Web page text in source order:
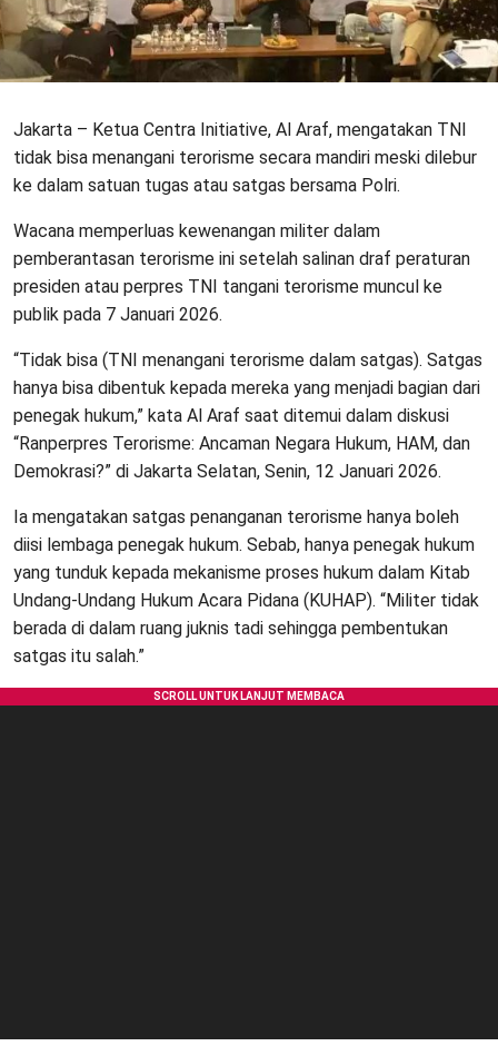
Jakarta – Ketua Centra Initiative, Al Araf, mengatakan TNI
tidak bisa menangani terorisme secara mandiri meski dilebur
ke dalam satuan tugas atau satgas bersama Polri.
Wacana memperluas kewenangan militer dalam
pemberantasan terorisme ini setelah salinan draf peraturan
presiden atau perpres TNI tangani terorisme muncul ke
publik pada 7 Januari 2026.
“Tidak bisa (TNI menangani terorisme dalam satgas). Satgas
hanya bisa dibentuk kepada mereka yang menjadi bagian dari
penegak hukum,” kata Al Araf saat ditemui dalam diskusi
“Ranperpres Terorisme: Ancaman Negara Hukum, HAM, dan
Demokrasi?” di Jakarta Selatan, Senin, 12 Januari 2026.
Ia mengatakan satgas penanganan terorisme hanya boleh
diisi lembaga penegak hukum. Sebab, hanya penegak hukum
yang tunduk kepada mekanisme proses hukum dalam Kitab
Undang-Undang Hukum Acara Pidana (KUHAP). “Militer tidak
berada di dalam ruang juknis tadi sehingga pembentukan
satgas itu salah.”